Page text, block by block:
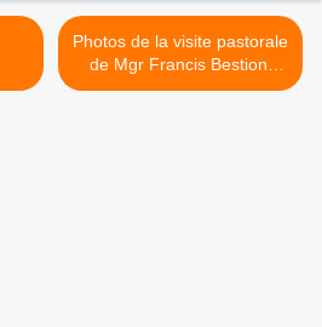
Photos de la visite pastorale
de Mgr Francis Bestion,
dimanche 11 mai 2025 >